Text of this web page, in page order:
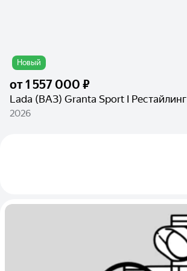
Новый
от1 557 000 ₽
Lada (ВАЗ) Granta Sport I Рестайлинг
2026